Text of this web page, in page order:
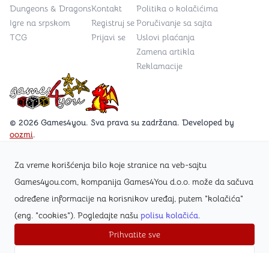
Za vreme korišćenja bilo koje stranice na veb-sajtu
Games4you.com, kompanija Games4You d.o.o. može da sačuva
određene informacije na korisnikov uređaj, putem "kolačića"
(eng. "cookies"). Pogledajte našu polisu kolačića.
Prihvatite sve
Games4you logo
© 2026 Games4you. Sva prava su zadržana. Developed by
oozmi.
Posetite Facebook stranicu /Games4you.rs
Zapratite Instagram profil @games4yours
Dungeons & Dragons
Igre na srpskom
TCG
Kontakt
Registruj se
Prijavi se
Politika o kolačićima
Poručivanje sa sajta
Uslovi plaćanja
Zamena artikla
Reklamacije